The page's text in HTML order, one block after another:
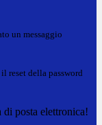
un messaggio
reset della password
posta elettronica!